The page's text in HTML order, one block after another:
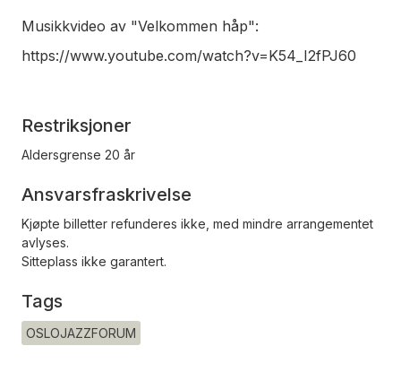
Musikkvideo av "Velkommen håp":
https://www.youtube.com/watch?v=K54_I2fPJ60
Restriksjoner
Aldersgrense 20 år
Ansvarsfraskrivelse
Kjøpte billetter refunderes ikke, med mindre arrangementet
avlyses.
Sitteplass ikke garantert.
Tags
OSLOJAZZFORUM